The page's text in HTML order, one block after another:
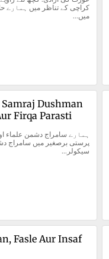
میں...
Dushman
Firqa Parasti
سیکولر...
Fasle Aur Insaf